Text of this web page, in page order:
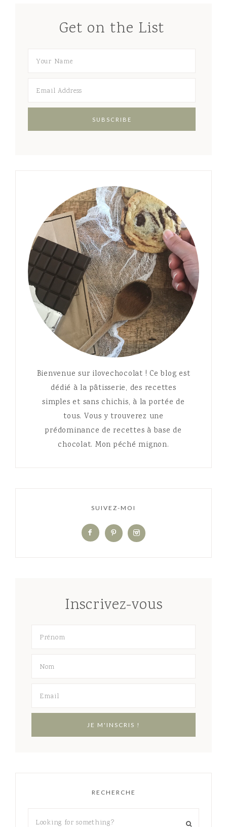
Get on the List
Bienvenue sur ilovechocolat ! Ce blog est
dédié à la pâtisserie, des recettes
simples et sans chichis, à la portée de
tous. Vous y trouverez une
prédominance de recettes à base de
chocolat. Mon péché mignon.
SUIVEZ-MOI
Inscrivez-vous
RECHERCHE